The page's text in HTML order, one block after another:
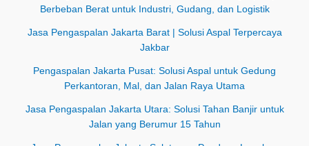
Berbeban Berat untuk Industri, Gudang, dan Logistik
Jasa Pengaspalan Jakarta Barat | Solusi Aspal Terpercaya
Jakbar
Pengaspalan Jakarta Pusat: Solusi Aspal untuk Gedung
Perkantoran, Mal, dan Jalan Raya Utama
Jasa Pengaspalan Jakarta Utara: Solusi Tahan Banjir untuk
Jalan yang Berumur 15 Tahun